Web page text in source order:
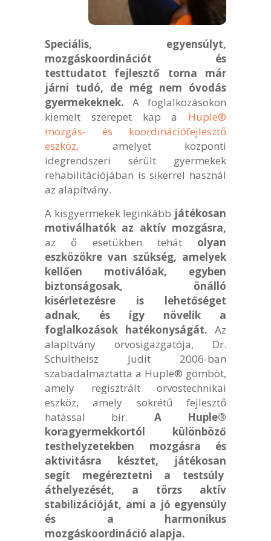
Speciális, egyensúlyt,
mozgáskoordinációt és
testtudatot fejlesztő torna már
járni tudó, de még nem óvodás
gyermekeknek. A foglalkozásokon
kiemelt szerepet kap a Huple®
mozgás- és koordinációfejlesztő
eszköz, amelyet központi
idegrendszeri sérült gyermekek
rehabilitációjában is sikerrel használ
az alapítvány.
A kisgyermekek leginkább játékosan
motiválhatók az aktív mozgásra,
az ő esetükben tehát olyan
eszközökre van szükség, amelyek
kellően motiválóak, egyben
biztonságosak, önálló
kisérletezésre is lehetőséget
adnak, és így növelik a
foglalkozások hatékonyságát. Az
alapítvány orvosigazgatója, Dr.
Schultheisz Judit 2006-ban
szabadalmaztatta a Huple® gömböt,
amely regisztrált orvostechnikai
eszköz, amely sokrétű fejlesztő
hatással bír. A Huple®
koragyermekkortól különböző
testhelyzetekben mozgásra és
aktivitásra késztet, játékosan
segít megéreztetni a testsúly
áthelyezését, a törzs aktív
stabilizációját, ami a jó egyensúly
és a harmonikus
mozgáskoordináció alapja.